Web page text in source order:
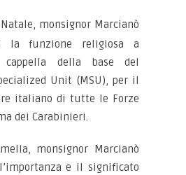
monsignor Marcianò
la funzione religiosa a
della base del
Unit (MSU), per il
italiano di tutte le Forze
dei Carabinieri.
monsignor Marcianò
e il significato